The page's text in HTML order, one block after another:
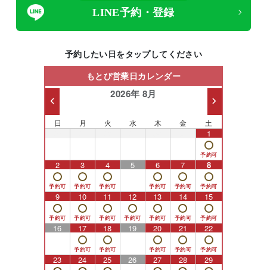
LINE予約・登録
予約したい日をタップしてください
もとび営業日カレンダー
2026年 8月
日 月 火 水 木 金 土
1
2 3 4 5 6 7 8
9 10 11 12 13 14 15
16 17 18 19 20 21 22
23 24 25 26 27 28 29